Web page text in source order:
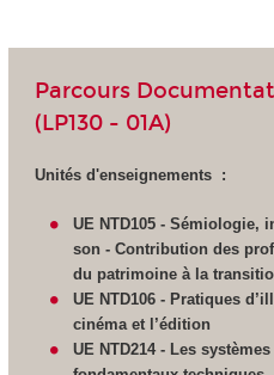
Parcours
(LP130 - 01A)
Unités d'enseignements :
UE NTD105 - Sémiologie,
son - Contribution des
du patrimoine à la
UE NTD106 - Pratiques
cinéma et l’édition
UE NTD214 - Les